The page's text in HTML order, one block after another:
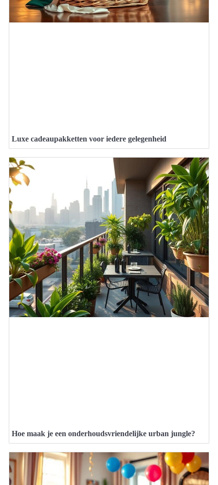
Luxe cadeaupakketten voor iedere gelegenheid
Hoe maak je een onderhoudsvriendelijke urban jungle?